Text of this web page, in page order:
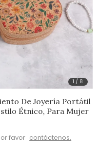
1 / 8
De Joyería Portátil
Étnico, Para Mujer
favor contáctenos.